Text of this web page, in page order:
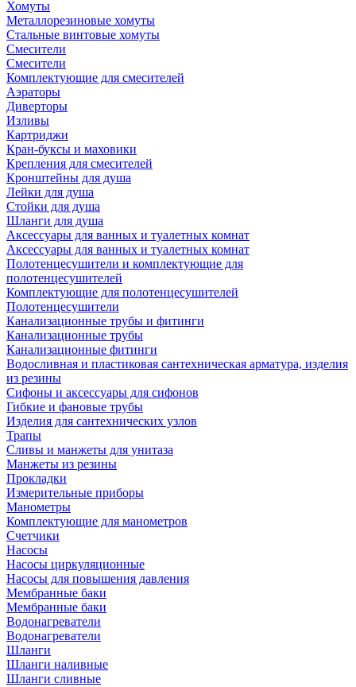
Хомуты
Металлорезиновые хомуты
Стальные винтовые хомуты
Смесители
Смесители
Комплектующие для смесителей
Аэраторы
Диверторы
Изливы
Картриджи
Кран-буксы и маховики
Крепления для смесителей
Кронштейны для душа
Лейки для душа
Стойки для душа
Шланги для душа
Аксессуары для ванных и туалетных комнат
Аксессуары для ванных и туалетных комнат
Полотенцесушители и комплектующие для
полотенцесушителей
Комплектующие для полотенцесушителей
Полотенцесушители
Канализационные трубы и фитинги
Канализационные трубы
Канализационные фитинги
Водосливная и пластиковая сантехническая арматура, изделия
из резины
Сифоны и аксессуары для сифонов
Гибкие и фановые трубы
Изделия для сантехнических узлов
Трапы
Сливы и манжеты для унитаза
Манжеты из резины
Прокладки
Измерительные приборы
Манометры
Комплектующие для манометров
Счетчики
Насосы
Насосы циркуляционные
Насосы для повышения давления
Мембранные баки
Мембранные баки
Водонагреватели
Водонагреватели
Шланги
Шланги наливные
Шланги сливные